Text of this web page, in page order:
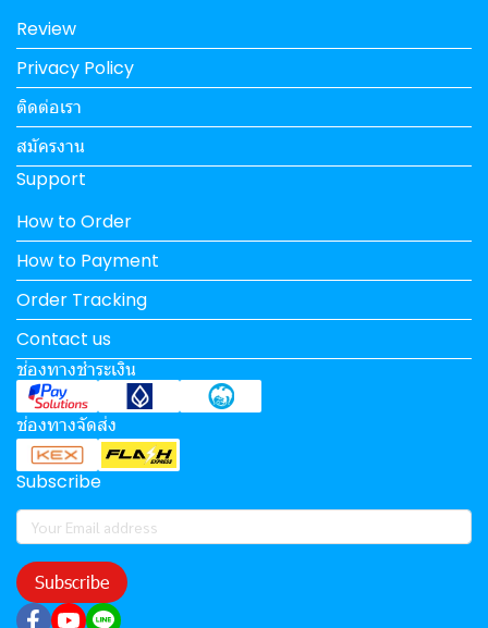
Review
Privacy Policy
ติดต่อเรา
สมัครงาน
Support
How to Order
How to Payment
Order Tracking
Contact us
ช่องทางชำระเงิน
ช่องทางจัดส่ง
Subscribe
Subscribe